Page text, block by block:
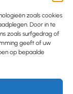
zoals cookies
Door in te
zoals surfgedrag of
geeft of uw
op bepaalde